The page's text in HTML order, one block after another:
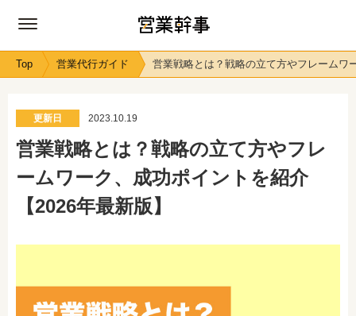
Top 営業代行ガイド 営業戦略とは？戦略の立て方やフレームワ
更新日 2023.10.19
営業戦略とは？戦略の立て方やフレ
ームワーク、成功ポイントを紹介
【2026年最新版】